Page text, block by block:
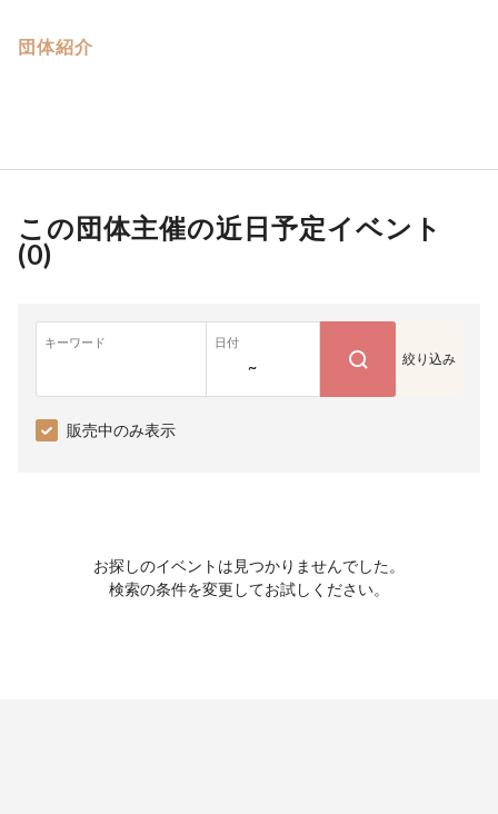
団体紹介
この団体主催の近日予定イベント
(0)
キーワード 日付
~ 絞り込み
販売中のみ表示
お探しのイベントは見つかりませんでした。
検索の条件を変更してお試しください。